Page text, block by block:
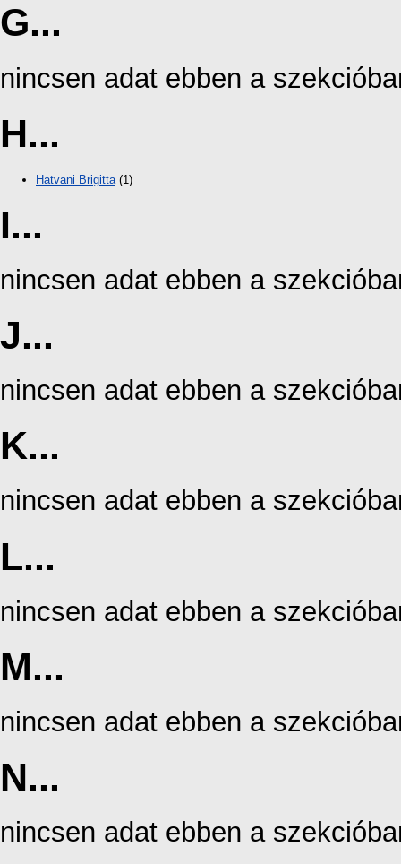
G...
nincsen adat ebben a
H...
Hatvani Brigitta (1)
I...
nincsen adat ebben a
J...
nincsen adat ebben a
K...
nincsen adat ebben a
L...
nincsen adat ebben a
M...
nincsen adat ebben a
N...
nincsen adat ebben a